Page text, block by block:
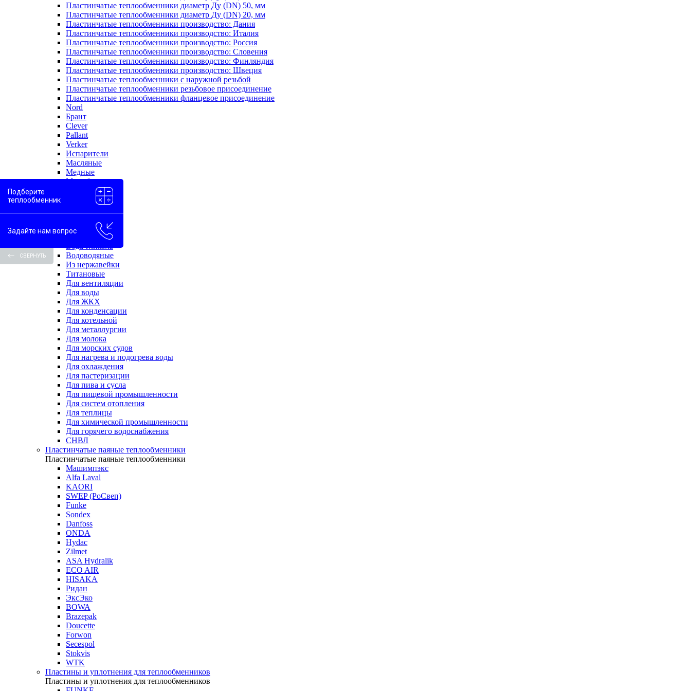
Пластинчатые теплообменники диаметр Ду (DN) 50, мм
Пластинчатые теплообменники диаметр Ду (DN) 20, мм
Пластинчатые теплообменники производство: Дания
Пластинчатые теплообменники производство: Италия
Пластинчатые теплообменники производство: Россия
Пластинчатые теплообменники производство: Словения
Пластинчатые теплообменники производство: Финляндия
Пластинчатые теплообменники производство: Швеция
Пластинчатые теплообменники с наружной резьбой
Пластинчатые теплообменники резьбовое присоединение
Пластинчатые теплообменники фланцевое присоединение
Nord
Брант
Clever
Pallant
Verker
Испарители
Масляные
Медные
Моноблоки
Одноходовые
Пароводяные
Двухконтурные
Вода-вода
Вода-гликоль
Водоводяные
Из нержавейки
Титановые
Для вентиляции
Для воды
Для ЖКХ
Для конденсации
Для котельной
Для металлургии
Для молока
Для морских судов
Для нагрева и подогрева воды
Для охлаждения
Для пастеризации
Для пива и сусла
Для пищевой промышленности
Для систем отопления
Для теплицы
Для химической промышленности
Для горячего водоснабжения
СНВЛ
Пластинчатые паяные теплообменники
Пластинчатые паяные теплообменники
Машимпэкс
Alfa Laval
KAORI
SWEP (РоСвеп)
Funke
Sondex
Danfoss
ONDA
Hydac
Zilmet
ASA Hydralik
ECO AIR
HISAKA
Ридан
ЭксЭко
BOWA
Brazepak
Doucette
Forwon
Secespol
Stokvis
WTK
Пластины и уплотнения для теплообменников
Пластины и уплотнения для теплообменников
Подберите
теплообменник
Задайте нам вопрос
СВЕРНУТЬ